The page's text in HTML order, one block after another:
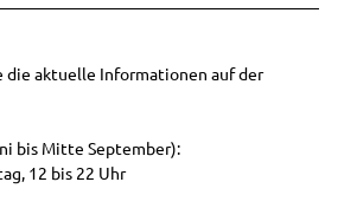
die aktuelle Informationen auf der
bis Mitte September):
12 bis 22 Uhr